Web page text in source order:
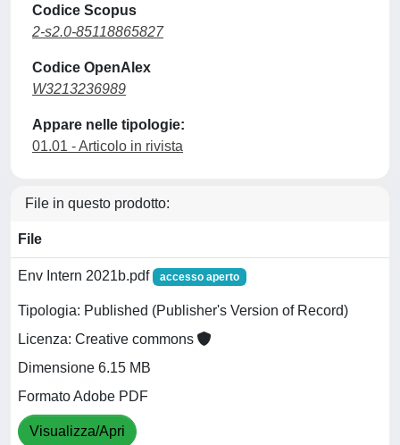
Codice Scopus
2-s2.0-85118865827
Codice OpenAlex
W3213236989
Appare nelle tipologie:
01.01 - Articolo in rivista
File in questo prodotto:
File
Env Intern 2021b.pdf accesso aperto
Tipologia: Published (Publisher's Version of Record)
Licenza: Creative commons
Dimensione 6.15 MB
Formato Adobe PDF
Visualizza/Apri